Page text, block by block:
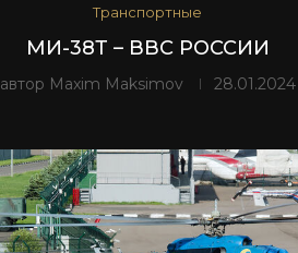
Транспортные
МИ-38Т – ВВС РОССИИ
автор Maxim Maksimov 28.01.2024